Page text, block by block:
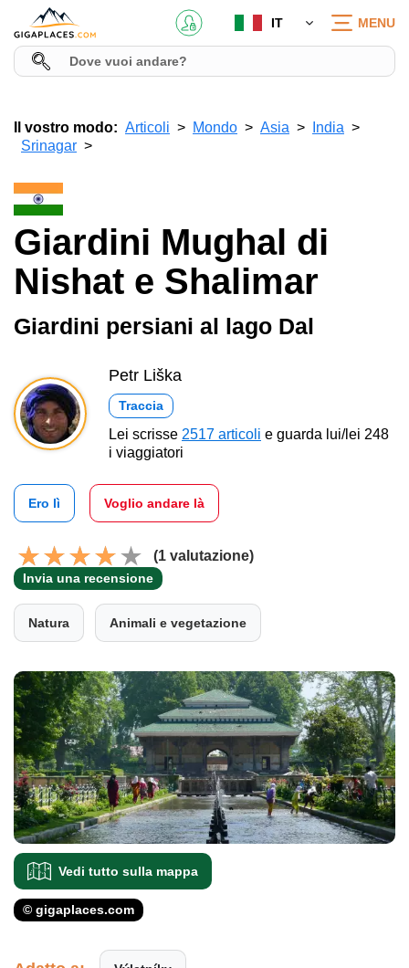
IT MENU
Il vostro modo: Articoli Mondo Asia
India
Srinagar
Giardini Mughal di
Nishat e Shalimar
Giardini persiani al lago Dal
Petr Liška
Traccia
Lei scrisse 2517 articoli e guarda lui/lei 248
i viaggiatori
Ero lì Voglio andare là
(1 valutazione)
Invia una recensione
Natura Animali e vegetazione
Vedi tutto sulla mappa
© gigaplaces.com